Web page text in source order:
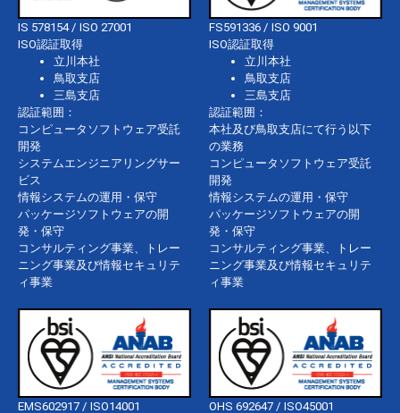
IS 578154 / ISO 27001
ISO認証取得
立川本社
鳥取支店
三島支店
認証範囲：
コンピュータソフトウェア受託
開発
システムエンジニアリングサー
ビス
情報システムの運用・保守
パッケージソフトウェアの開
発・保守
コンサルティング事業、トレー
ニング事業及び情報セキュリテ
ィ事業
FS591336 / ISO 9001
ISO認証取得
立川本社
鳥取支店
三島支店
認証範囲：
本社及び鳥取支店にて行う以下
の業務
コンピュータソフトウェア受託
開発
情報システムの運用・保守
パッケージソフトウェアの開
発・保守
コンサルティング事業、トレー
ニング事業及び情報セキュリテ
ィ事業
EMS602917 / ISO14001
OHS 692647 / ISO45001